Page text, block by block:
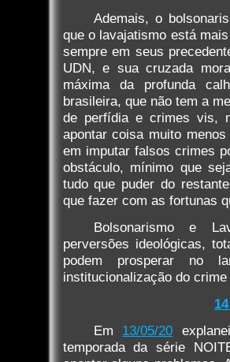
Ademais, o
que o lavajatismo está
sempre em seus
UDN, e sua cruzada
máxima da profunda
brasileira, que não tem a
de perfídia e crimes vis,
apontar coisa muito
em imputar falsos crimes
obstáculo, mínimo que
tudo que puder do
que fazer com as fortunas
Bolsonarismo e
perversões ideológicas,
podem prosperar no
institucionalização do
Em 13/05/20
temporada da série